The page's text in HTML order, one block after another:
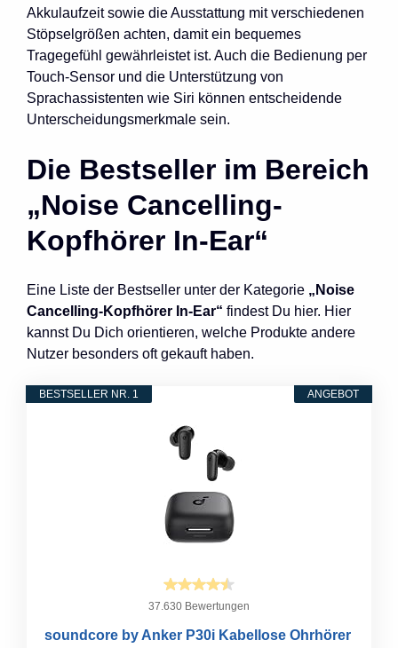
Akkulaufzeit sowie die Ausstattung mit verschiedenen
Stöpselgrößen achten, damit ein bequemes
Tragegefühl gewährleistet ist. Auch die Bedienung per
Touch-Sensor und die Unterstützung von
Sprachassistenten wie Siri können entscheidende
Unterscheidungsmerkmale sein.
Die Bestseller im Bereich
„Noise Cancelling-
Kopfhörer In-Ear“
Eine Liste der Bestseller unter der Kategorie „Noise
Cancelling-Kopfhörer In-Ear“ findest Du hier. Hier
kannst Du Dich orientieren, welche Produkte andere
Nutzer besonders oft gekauft haben.
ANGEBOT
BESTSELLER NR. 1
37.630 Bewertungen
soundcore by Anker P30i Kabellose Ohrhörer